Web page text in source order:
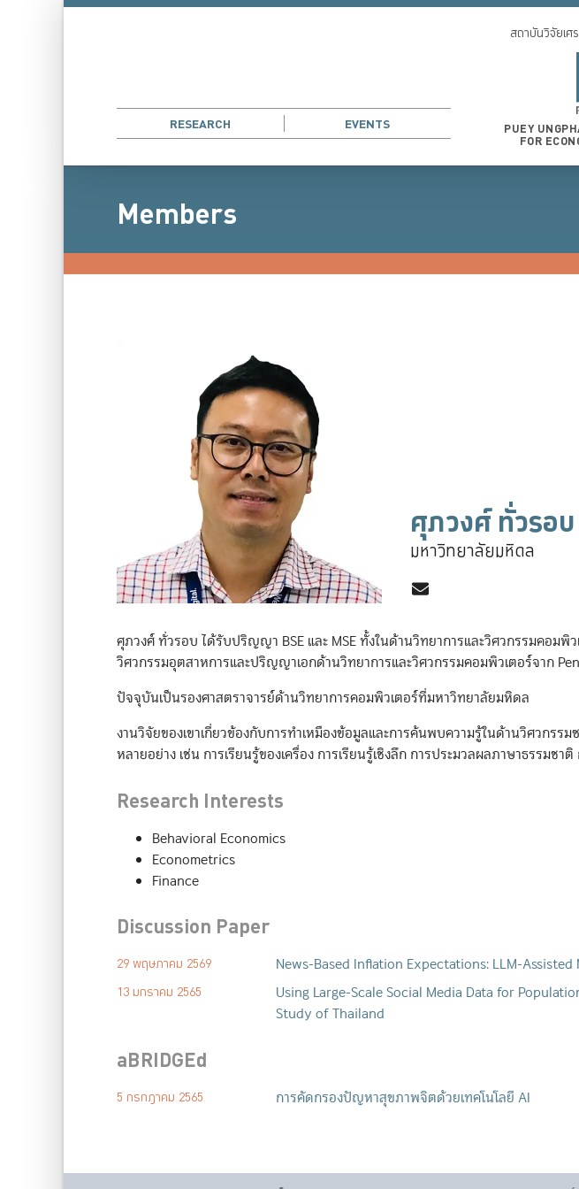
RESEARCH EVENTS
สถาบันวิจัยเ
PUEY
FOR
Members
ศุภวงศ์ ทั่วรอบ
มหาวิทยาลัยมหิดล
ศุภวงศ์ ทั่วรอบ ได้รับปริญญา BSE และ MSE ทั้งในด้านวิทยาการและวิศวกรรมค
วิศวกรรมอุตสาหการและปริญญาเอกด้านวิทยาการและวิศวกรรมคอมพิวเตอร์จาก
ปัจจุบันเป็นรองศาสตราจารย์ด้านวิทยาการคอมพิวเตอร์ที่มหาวิทยาลัยมหิดล
งานวิจัยของเขาเกี่ยวข้องกับการทำเหมืองข้อมูลและการค้นพบความรู้ในด้านวิศวกร
หลายอย่าง เช่น การเรียนรู้ของเครื่อง การเรียนรู้เชิงลึก การประมวลผลภาษาธรรมชา
Research Interests
Behavioral Economics
Econometrics
Finance
Discussion Paper
29 พฤษภาคม 2569 News-Based Inflation Expectations: LLM-
13 มกราคม 2565
Using Large-Scale Social Media Data for
Study of Thailand
aBRIDGEd
5 กรกฎาคม 2565 การคัดกรองปัญหาสุขภาพจิตด้วยเทคโนโลยี AI